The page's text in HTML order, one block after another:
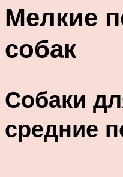
Мелкие
собак
Собаки
средние